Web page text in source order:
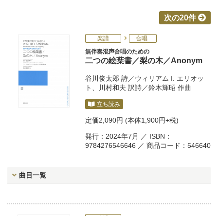
次の20件
楽譜
合唱
無伴奏混声合唱のための
二つの絵葉書／梨の木／Anonym
谷川俊太郎 詩／ウィリアム I. エリオッ
ト
川村和夫 訳詩／鈴木輝昭 作曲
立ち読み
定価2,090円 (本体1,900円+税)
発行：2024年7月 ／ ISBN：
9784276546646 ／ 商品コード：546640
曲目一覧